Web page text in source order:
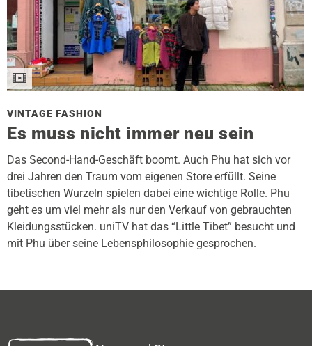
VINTAGE FASHION
Es muss nicht immer neu sein
Das Second-Hand-Geschäft boomt. Auch Phu hat sich vor
drei Jahren den Traum vom eigenen Store erfüllt. Seine
tibetischen Wurzeln spielen dabei eine wichtige Rolle. Phu
geht es um viel mehr als nur den Verkauf von gebrauchten
Kleidungsstücken. uniTV hat das “Little Tibet” besucht und
mit Phu über seine Lebensphilosophie gesprochen.